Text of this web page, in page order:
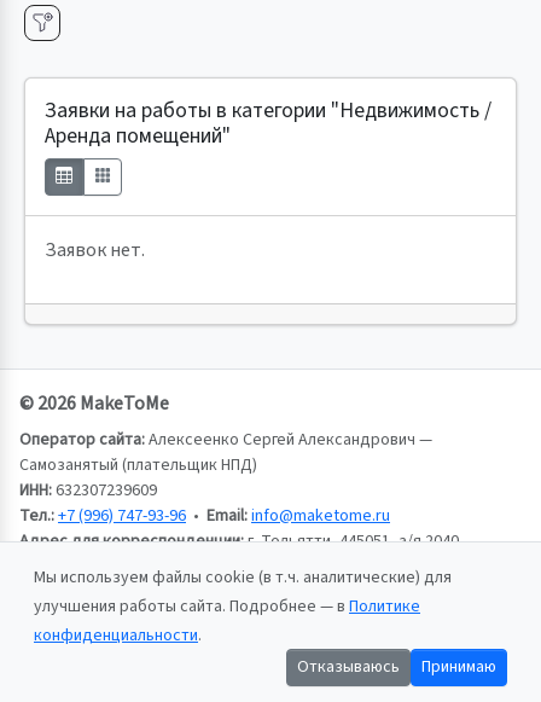
Заявки на работы в категории "Недвижимость /
Аренда помещений"
Заявок нет.
© 2026 MakeToMe
Оператор сайта:Алексеенко Сергей Александрович —
Самозанятый (плательщик НПД)
ИНН:632307239609
Тел.:+7 (996) 747-93-96 • Email:info@maketome.ru
Адрес для корреспонденции:г. Тольятти, 445051, а/я 2040,
Алексеенко Сергей Александрович
Пользовательское соглашение
Политика конфиденциальности
Мы используем файлы cookie (в т.ч. аналитические) для
улучшения работы сайта. Подробнее — в Политике
конфиденциальности.
Отказываюсь
Принимаю